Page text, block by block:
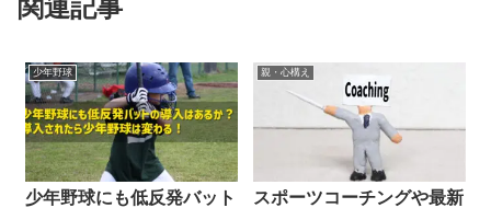
関連記事
少年野球
少年野球にも低反発バット
親・心構え
スポーツコーチングや最新